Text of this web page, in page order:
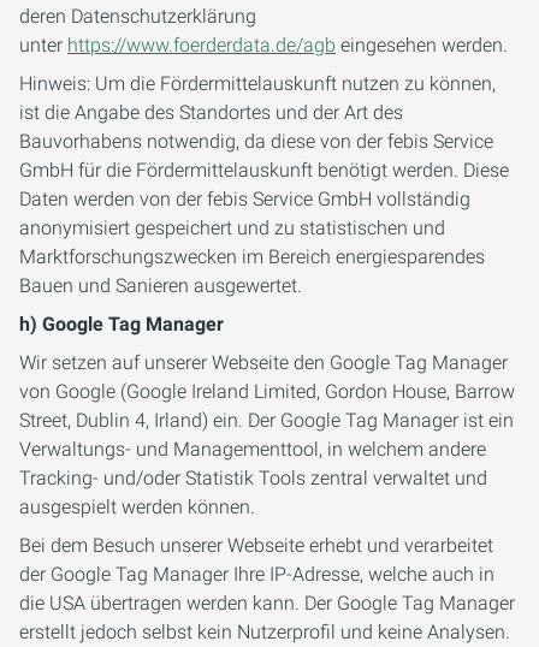
deren Datenschutzerklärung
unter https://www.foerderdata.de/agb eingesehen werden.
Hinweis: Um die Fördermittelauskunft nutzen zu können,
ist die Angabe des Standortes und der Art des
Bauvorhabens notwendig, da diese von der febis Service
GmbH für die Fördermittelauskunft benötigt werden. Diese
Daten werden von der febis Service GmbH vollständig
anonymisiert gespeichert und zu statistischen und
Marktforschungszwecken im Bereich energiesparendes
Bauen und Sanieren ausgewertet.
h) Google Tag Manager
Wir setzen auf unserer Webseite den Google Tag Manager
von Google (Google Ireland Limited, Gordon House, Barrow
Street, Dublin 4, Irland) ein. Der Google Tag Manager ist ein
Verwaltungs- und Managementtool, in welchem andere
Tracking- und/oder Statistik Tools zentral verwaltet und
ausgespielt werden können.
Bei dem Besuch unserer Webseite erhebt und verarbeitet
der Google Tag Manager Ihre IP-Adresse, welche auch in
die USA übertragen werden kann. Der Google Tag Manager
erstellt jedoch selbst kein Nutzerprofil und keine Analysen.